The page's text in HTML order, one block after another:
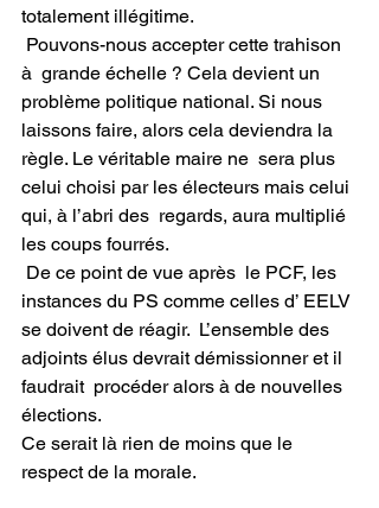
totalement illégitime.
à  grande échelle ? Cela devient un
problème politique national. Si nous
laissons faire, alors cela deviendra la
règle. Le véritable maire ne  sera plus
celui choisi par les électeurs mais celui
qui, à l’abri des  regards, aura multiplié
les coups fourrés.
instances du PS comme celles d’ EELV
se doivent de réagir.  L’ensemble des
adjoints élus devrait démissionner et il
faudrait  procéder alors à de nouvelles
élections.
Ce serait là rien de moins que le
respect de la morale.